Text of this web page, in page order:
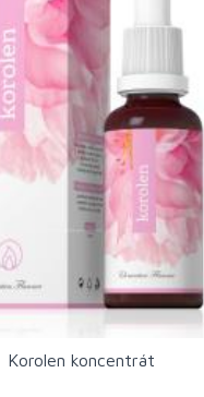
Korolen koncentrát